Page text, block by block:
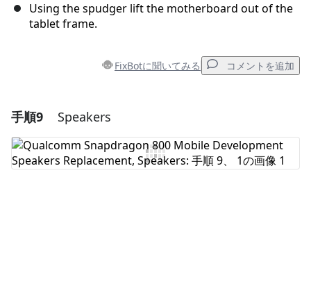
Using the spudger lift the motherboard out of the
tablet frame.
FixBotに聞いてみる コメントを追加
コメントを追加
手順9 Speakers